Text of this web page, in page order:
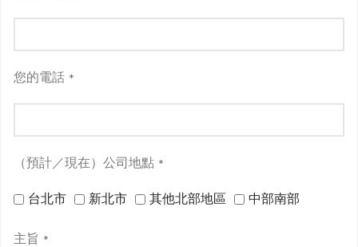
您的電話 *
（預計／現在）公司地點 *
台北市 新北市 其他北部地區 中部南部
主旨 *